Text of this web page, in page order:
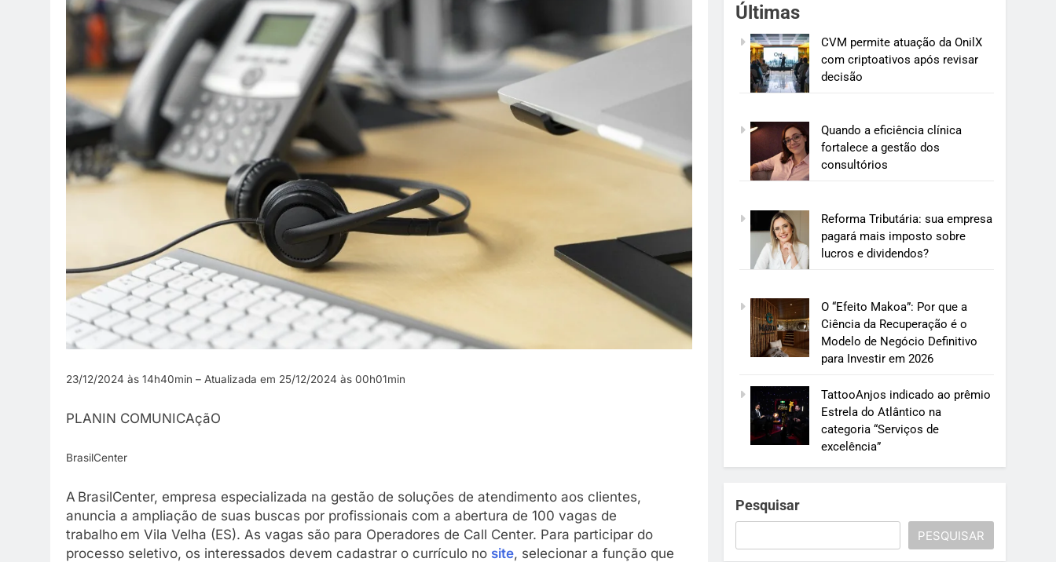
23/12/2024 às 14h40min – Atualizada em 25/12/2024 às 00h01min
PLANIN COMUNICAçãO
BrasilCenter
A BrasilCenter, empresa especializada na gestão de soluções de atendimento aos clientes,
anuncia a ampliação de suas buscas por profissionais com a abertura de 100 vagas de
trabalho em Vila Velha (ES). As vagas são para Operadores de Call Center. Para participar do
processo seletivo, os interessados devem cadastrar o currículo no site, selecionar a função que
Últimas
CVM permite atuação da OnilX
com criptoativos após revisar
decisão
Quando a eficiência clínica
fortalece a gestão dos
consultórios
Reforma Tributária: sua empresa
pagará mais imposto sobre
lucros e dividendos?
O “Efeito Makoa”: Por que a
Ciência da Recuperação é o
Modelo de Negócio Definitivo
para Investir em 2026
TattooAnjos indicado ao prêmio
Estrela do Atlântico na
categoria “Serviços de
excelência”
Pesquisar
PESQUISAR